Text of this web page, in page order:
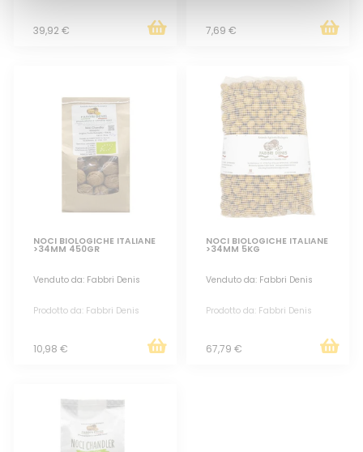
39,92 € 7,69 €
NOCI BIOLOGICHE ITALIANE
>34MM 450GR
Venduto da: Fabbri Denis
Prodotto da: Fabbri Denis
10,98 €
NOCI BIOLOGICHE ITALIANE
>34MM 5KG
Venduto da: Fabbri Denis
Prodotto da: Fabbri Denis
67,79 €